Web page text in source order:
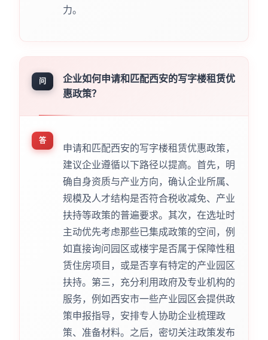
力。
问
企业如何申请和匹配西安的写字楼租赁优
惠政策？
答
申请和匹配西安的写字楼租赁优惠政策，
建议企业遵循以下路径以提高。首先，明
确自身资质与产业方向，确认企业所属、
规模及人才结构是否符合税收减免、产业
扶持等政策的普遍要求。其次，在选址时
主动优先考虑那些已集成政策的空间，例
如直接询问园区或楼宇是否属于保障性租
赁住房项目，或是否享有特定的产业园区
扶持。第三，充分利用政府及专业机构的
服务，例如西安市一些产业园区会提供政
策申报指导，安排专人协助企业梳理政
策、准备材料。之后，密切关注政策发布